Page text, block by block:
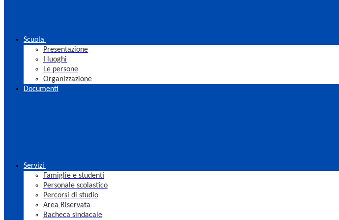
Scuola
Presentazione
I luoghi
Le persone
Organizzazione
Documenti
Servizi
Famiglie e studenti
Personale scolastico
Percorsi di studio
Area Riservata
Bacheca sindacale